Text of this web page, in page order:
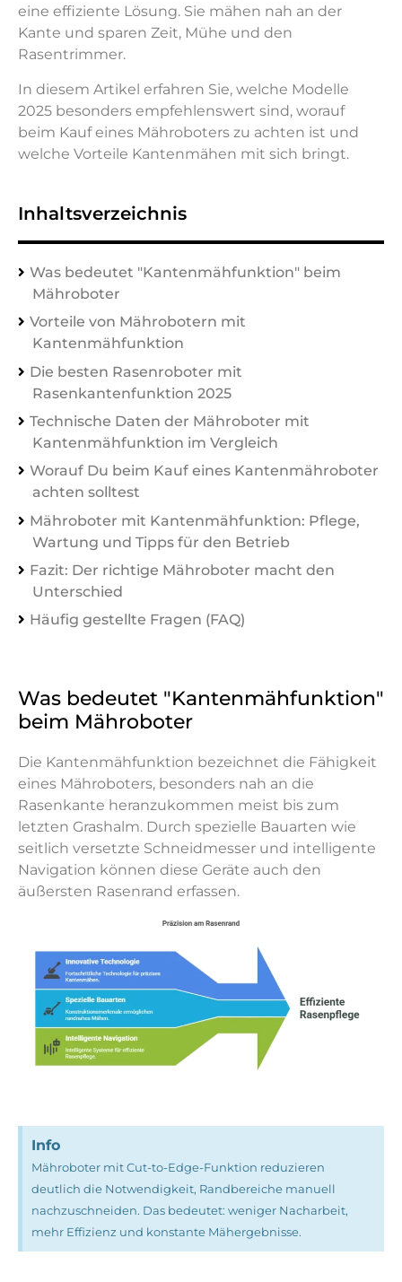
eine effiziente Lösung. Sie mähen nah an der
Kante und sparen Zeit, Mühe und den
Rasentrimmer.
In diesem Artikel erfahren Sie, welche Modelle
2025 besonders empfehlenswert sind, worauf
beim Kauf eines Mähroboters zu achten ist und
welche Vorteile Kantenmähen mit sich bringt.
Inhaltsverzeichnis
Was bedeutet "Kantenmähfunktion" beim
Mähroboter
Vorteile von Mährobotern mit
Kantenmähfunktion
Die besten Rasenroboter mit
Rasenkantenfunktion 2025
Technische Daten der Mähroboter mit
Kantenmähfunktion im Vergleich
Worauf Du beim Kauf eines Kantenmähroboter
achten solltest
Mähroboter mit Kantenmähfunktion: Pflege,
Wartung und Tipps für den Betrieb
Fazit: Der richtige Mähroboter macht den
Unterschied
Häufig gestellte Fragen (FAQ)
Was bedeutet "Kantenmähfunktion"
beim Mähroboter
Die Kantenmähfunktion bezeichnet die Fähigkeit
eines Mähroboters, besonders nah an die
Rasenkante heranzukommen meist bis zum
letzten Grashalm. Durch spezielle Bauarten wie
seitlich versetzte Schneidmesser und intelligente
Navigation können diese Geräte auch den
äußersten Rasenrand erfassen.
Info
Mähroboter mit Cut-to-Edge-Funktion reduzieren
deutlich die Notwendigkeit, Randbereiche manuell
nachzuschneiden. Das bedeutet: weniger Nacharbeit,
mehr Effizienz und konstante Mähergebnisse.